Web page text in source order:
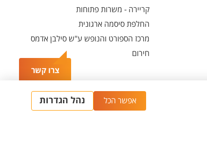
צרו קשר
קריירה - משרות פתוחות
החלפת סיסמה ארגונית
מרכז הספורט והנופש ע"ש סילבן אדמס
חירום